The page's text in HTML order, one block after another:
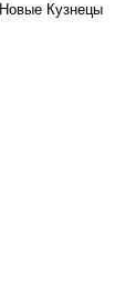
Новые Кузнецы